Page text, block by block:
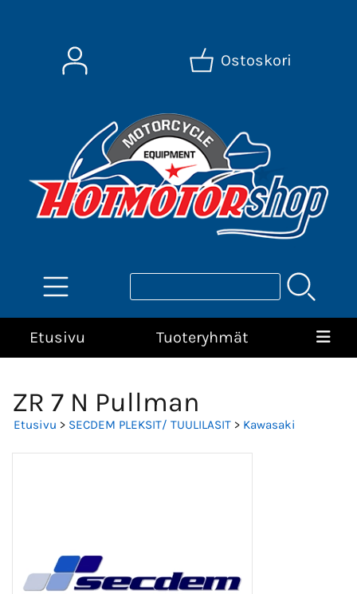
Ostoskori
Etusivu Tuoteryhmät
ZR 7 N Pullman
Etusivu > SECDEM PLEKSIT/ TUULILASIT > Kawasaki